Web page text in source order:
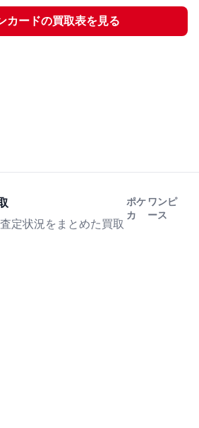
カードの買取表を見る
定状況をまとめた買取
ポケ
カ
ワンピ
ース